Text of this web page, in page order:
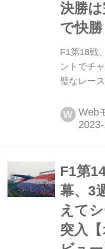
決勝
で快勝
F1第18戦
ントでチ
璧なレー
世界選手
ドーハ近
が優勝、2
ー・ピア
ンのラン
直...
W Web
F1第
幕、3
えて
突入